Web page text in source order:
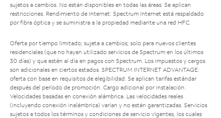
sujetos a cambios. No están disponibles en todas las áreas. Se aplican
restricciones. Rendimiento de Internet: Spectrum Internet está respaldado
por fibra óptica y se suministra a la propiedad mediante una red HFC.
Oferta por tiempo limitado; sujeta a cambios; solo para nuevos clientes
residenciales (que no hayan utilizado servicios de Spectrum en los últimos
30 días) y que estén al día en pagos con Spectrum. Los impuestos y cargos
son adicionales en ciertos estados. SPECTRUM INTERNET ADVANTAGE:
oferta con base en requisitos de elegibilidad. Se aplican tarifas estándar
después del período de promoción. Cargo adicional por instalación.
Velocidades basadas en conexión alámbrica. Las velocidades reales
(incluyendo conexión inalámbrica) varían y no están garantizadas. Servicios
sujetos a todos los términos y condiciones de servicio vigentes, los cuales